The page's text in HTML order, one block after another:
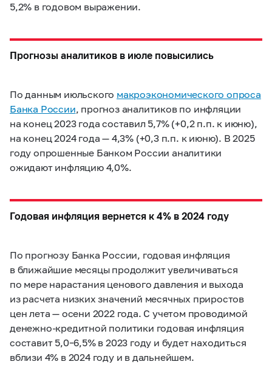
5,2% в годовом выражении.
Прогнозы аналитиков в июле повысились
По данным июльского макроэкономического опроса
Банка России, прогноз аналитиков по инфляции
на конец 2023 года составил 5,7% (+0,2 п.п. к июню),
на конец 2024 года — 4,3% (+0,3 п.п. к июню). В 2025
году опрошенные Банком России аналитики
ожидают инфляцию 4,0%.
Годовая инфляция вернется к 4% в 2024 году
По прогнозу Банка России, годовая инфляция
в ближайшие месяцы продолжит увеличиваться
по мере нарастания ценового давления и выхода
из расчета низких значений месячных приростов
цен лета — осени 2022 года. С учетом проводимой
денежно-кредитной политики годовая инфляция
составит 5,0–6,5%в 2023 году и будет находиться
вблизи 4% в 2024 году и в дальнейшем.